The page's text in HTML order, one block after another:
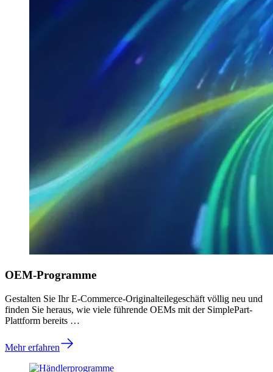
OEM-Programme
Gestalten Sie Ihr E-Commerce-Originalteilegeschäft völlig neu und
finden Sie heraus, wie viele führende OEMs mit der SimplePart-
Plattform bereits …
Mehr erfahren